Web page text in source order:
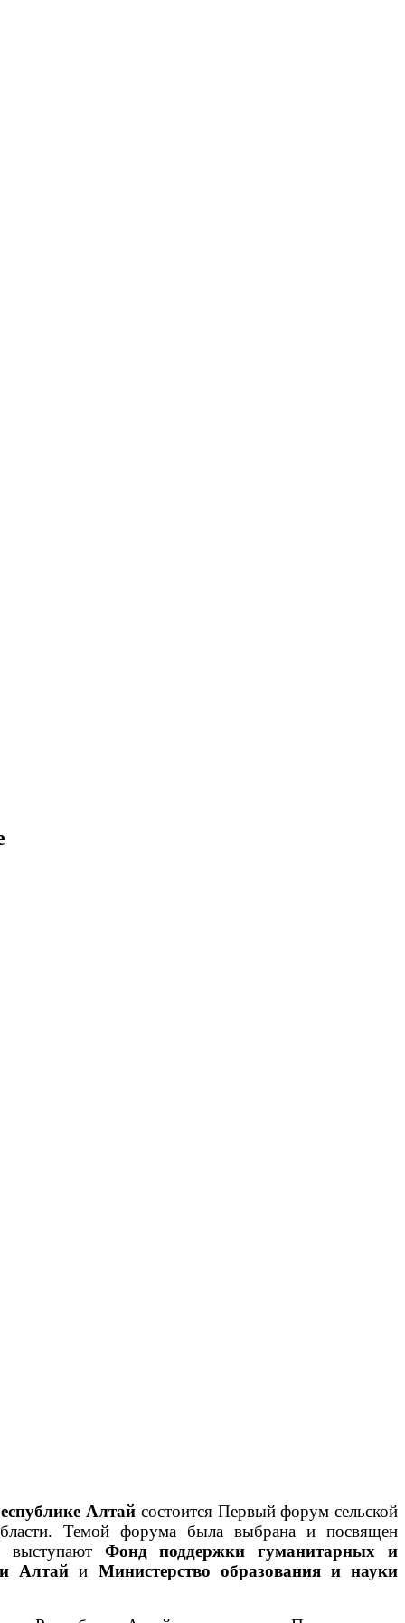
Алтай состоится Первый форум сельской
Темой форума была выбрана и посвящен
выступают Фонд поддержки гуманитарных и
Алтай и Министерство образования и науки